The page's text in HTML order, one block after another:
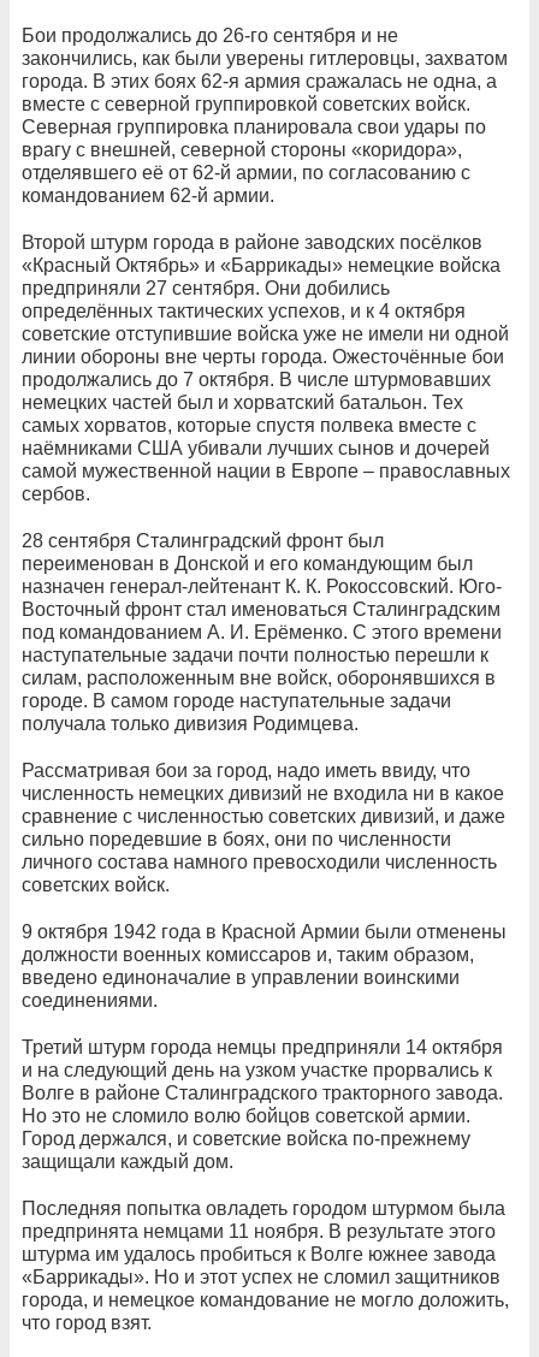
Бои продолжались до 26-го сентября и не
закончились, как были уверены гитлеровцы, захватом
города. В этих боях 62-я армия сражалась не одна, а
вместе с северной группировкой советских войск.
Северная группировка планировала свои удары по
врагу с внешней, северной стороны «коридора»,
отделявшего её от 62-й армии, по согласованию с
командованием 62-й армии.
Второй штурм города в районе заводских посёлков
«Красный Октябрь» и «Баррикады» немецкие войска
предприняли 27 сентября. Они добились
определённых тактических успехов, и к 4 октября
советские отступившие войска уже не имели ни одной
линии обороны вне черты города. Ожесточённые бои
продолжались до 7 октября. В числе штурмовавших
немецких частей был и хорватский батальон. Тех
самых хорватов, которые спустя полвека вместе с
наёмниками США убивали лучших сынов и дочерей
самой мужественной нации в Европе – православных
сербов.
28 сентября Сталинградский фронт был
переименован в Донской и его командующим был
назначен генерал-лейтенант К. К. Рокоссовский. Юго-
Восточный фронт стал именоваться Сталинградским
под командованием А. И. Ерёменко. С этого времени
наступательные задачи почти полностью перешли к
силам, расположенным вне войск, оборонявшихся в
городе. В самом городе наступательные задачи
получала только дивизия Родимцева.
Рассматривая бои за город, надо иметь ввиду, что
численность немецких дивизий не входила ни в какое
сравнение с численностью советских дивизий, и даже
сильно поредевшие в боях, они по численности
личного состава намного превосходили численность
советских войск.
9 октября 1942 года в Красной Армии были отменены
должности военных комиссаров и, таким образом,
введено единоначалие в управлении воинскими
соединениями.
Третий штурм города немцы предприняли 14 октября
и на следующий день на узком участке прорвались к
Волге в районе Сталинградского тракторного завода.
Но это не сломило волю бойцов советской армии.
Город держался, и советские войска по-прежнему
защищали каждый дом.
Последняя попытка овладеть городом штурмом была
предпринята немцами 11 ноября. В результате этого
штурма им удалось пробиться к Волге южнее завода
«Баррикады». Но и этот успех не сломил защитников
города, и немецкое командование не могло доложить,
что город взят.